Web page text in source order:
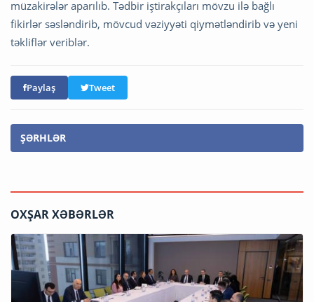
müzakirələr aparılıb. Tədbir iştirakçıları mövzu ilə bağlı
fikirlər səsləndirib, mövcud vəziyyəti qiymətləndirib və yeni
təkliflər veriblər.
Paylaş Tweet
ŞƏRHLƏR
OXŞAR XƏBƏRLƏR